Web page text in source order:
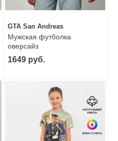
GTA San Andreas
Мужская футболка
оверсайз
1649 руб.